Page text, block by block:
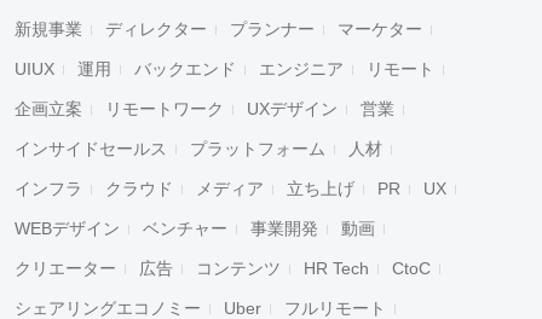
新規事業 ディレクター プランナー マーケター
UIUX 運用 バックエンド エンジニア リモート
企画立案 リモートワーク UXデザイン 営業
インサイドセールス プラットフォーム 人材
インフラ クラウド メディア 立ち上げ PR UX
WEBデザイン ベンチャー 事業開発 動画
クリエーター 広告 コンテンツ HR Tech CtoC
シェアリングエコノミー Uber フルリモート